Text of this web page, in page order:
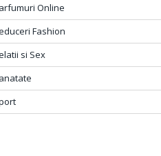
Online
Fashion
si Sex